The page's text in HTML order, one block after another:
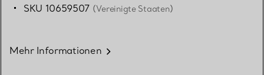
SKU 10659507 (Vereinigte Staaten)
Mehr Informationen